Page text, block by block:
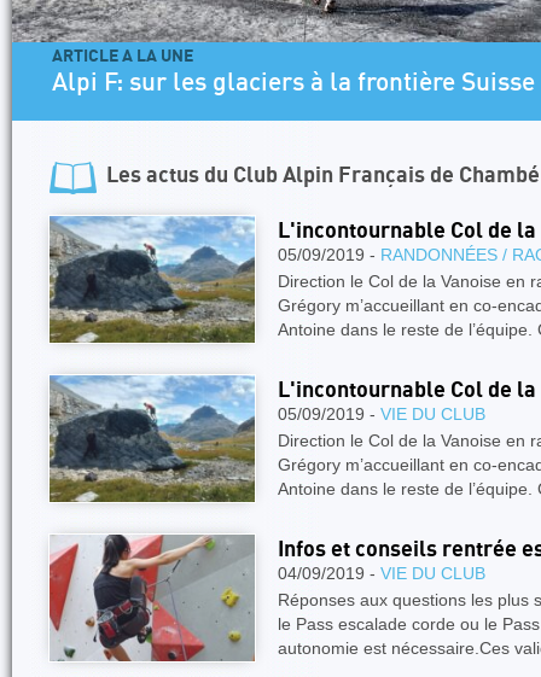
ARTICLE A LA UNE
Alpi F: sur les glaciers à la frontière Suisse
Les actus du Club Alpin Français de
L'incontournable Col de la
05/09/2019 - RANDONNÉES /
Direction le Col de la Vanoise en
Grégory m’accueillant en co-
Antoine dans le reste de l’équipe.
L'incontournable Col de la
05/09/2019 - VIE DU CLUB
Direction le Col de la Vanoise en
Grégory m’accueillant en co-
Antoine dans le reste de l’équipe.
Infos et conseils rentrée
04/09/2019 - VIE DU CLUB
Réponses aux questions les plus
le Pass escalade corde ou le
autonomie est nécessaire.Ces